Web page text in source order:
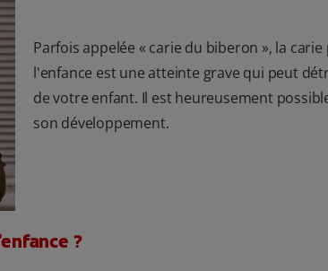
Parfois appelée « carie du biberon », la carie
l'enfance est une atteinte grave qui peut
de votre enfant. Il est heureusement
son développement.
?